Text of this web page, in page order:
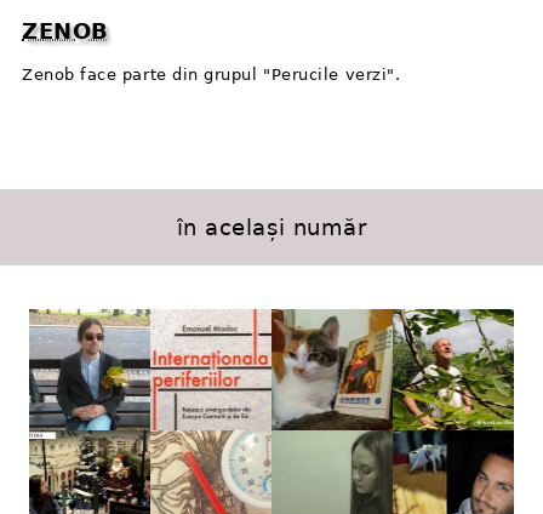
ZENOB
Zenob face parte din grupul "Perucile verzi".
în același număr